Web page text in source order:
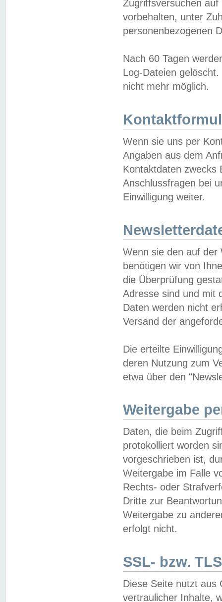
Zugriffsversuchen
vorbehalten, unter
personenbezogenen
Nach 60 Tagen
Log-Dateien
nicht mehr möglich.
Wenn sie uns per
Angaben aus dem
Kontaktdaten zwecks
Anschlussfragen bei
Einwilligung weiter.
Wenn sie den auf der
benötigen wir von
die Überprüfung
Adresse sind und mit
Daten werden nicht
Versand der
Die erteilte
deren Nutzung zum
etwa über den
Weitergabe
Daten, die beim
protokolliert worden
vorgeschrieben ist,
Weitergabe im Falle
Rechts- oder
Dritte zur
Weitergabe zu
erfolgt nicht.
SSL- bzw.
Diese Seite nutzt aus
vertraulicher Inhalte,